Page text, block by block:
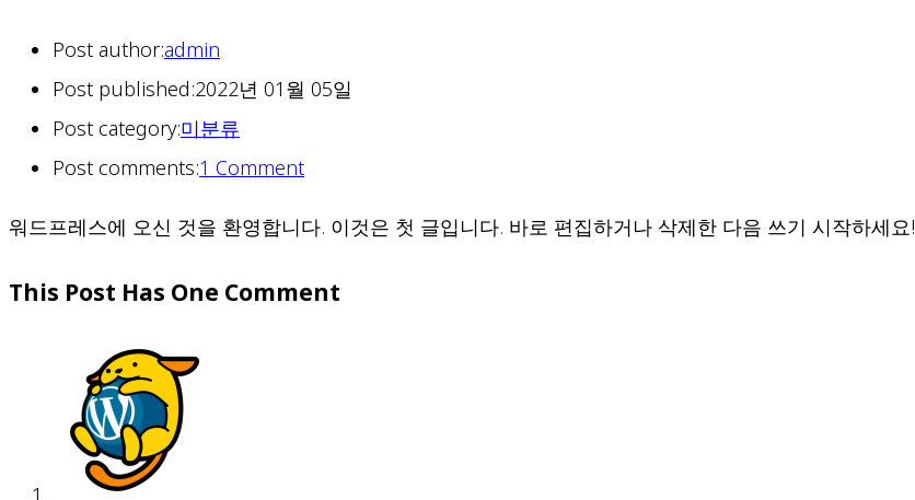
Post author:admin
Post published:2022년 01월 05일
Post category:미분류
Post comments:1 Comment
워드프레스에 오신 것을 환영합니다. 이것은 첫 글입니다. 바로 편집하거나 삭제한 다음 쓰기 시작하세요!
This Post Has One Comment